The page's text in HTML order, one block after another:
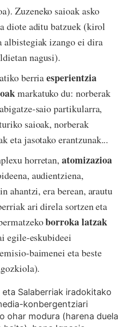
Zuzeneko saioak asko
diote aditu batzuek (kirol
albistegiak izango ei dira
nagusi).
berriaesperientzia
markatuko du: norberak
saio partikularra,
saioak, norberak
eta jasotako erantzunak...
horretan,atomizazioa
audientziena,
ahantzi, era berean, arautu
ari direla sortzen eta
borroka latzak
egile-eskubideei
baimenei eta beste
Salaberriak iradokitako
konbergentziari
ohar modura (harena duela